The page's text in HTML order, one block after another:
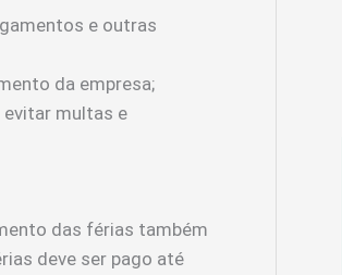
e outras
da empresa;
multas e
das férias também
deve ser pago até